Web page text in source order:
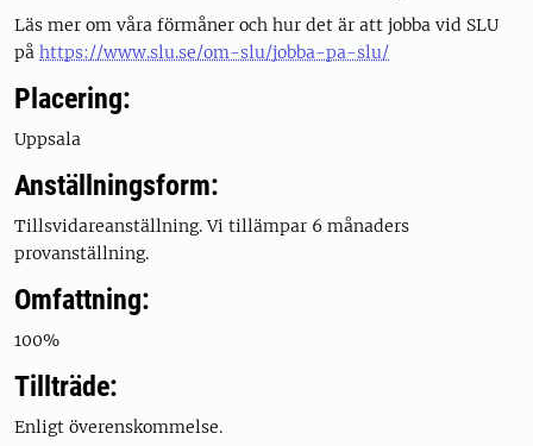
Läs mer om våra förmåner och hur det är att jobba vid SLU
på https://www.slu.se/om-slu/jobba-pa-slu/
Placering:
Uppsala
Anställningsform:
Tillsvidareanställning. Vi tillämpar 6 månaders
provanställning.
Omfattning:
100%
Tillträde:
Enligt överenskommelse.